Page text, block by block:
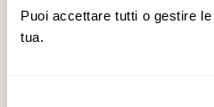
Puoi accettare tutti o gestire
tua.
il 1° marzo di ogni anno.
tra le più strutturate: